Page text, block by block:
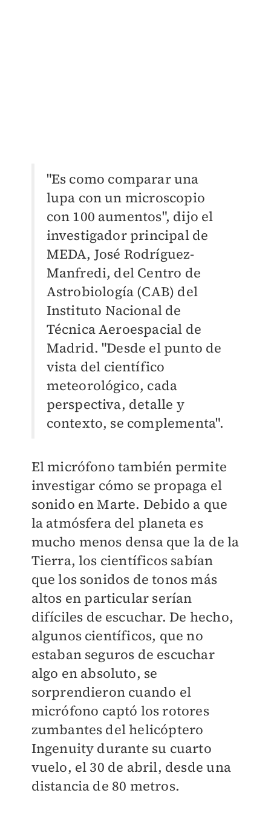
"Es como comparar una
lupa con un microscopio
con 100 aumentos", dijo el
investigador principal de
MEDA, José Rodríguez-
Manfredi, del Centro de
Astrobiología (CAB) del
Instituto Nacional de
Técnica Aeroespacial de
Madrid. "Desde el punto de
vista del científico
meteorológico, cada
perspectiva, detalle y
contexto, se complementa".
El micrófono también permite
investigar cómo se propaga el
sonido en Marte. Debido a que
la atmósfera del planeta es
mucho menos densa que la de la
Tierra, los científicos sabían
que los sonidos de tonos más
altos en particular serían
difíciles de escuchar. De hecho,
algunos científicos, que no
estaban seguros de escuchar
algo en absoluto, se
sorprendieron cuando el
micrófono captó los rotores
zumbantes del helicóptero
Ingenuity durante su cuarto
vuelo, el 30 de abril, desde una
distancia de 80 metros.